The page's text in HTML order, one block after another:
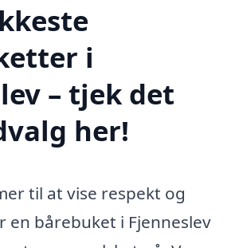
i
– tjek det
her!
til at vise respekt og
en bårebuket i Fjenneslev